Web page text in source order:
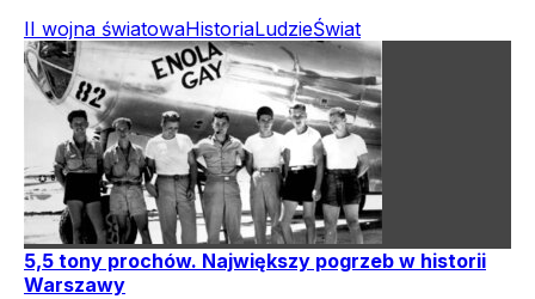
II wojna światowaHistoriaLudzieŚwiat
5,5 tony prochów. Największy pogrzeb w historii
Warszawy